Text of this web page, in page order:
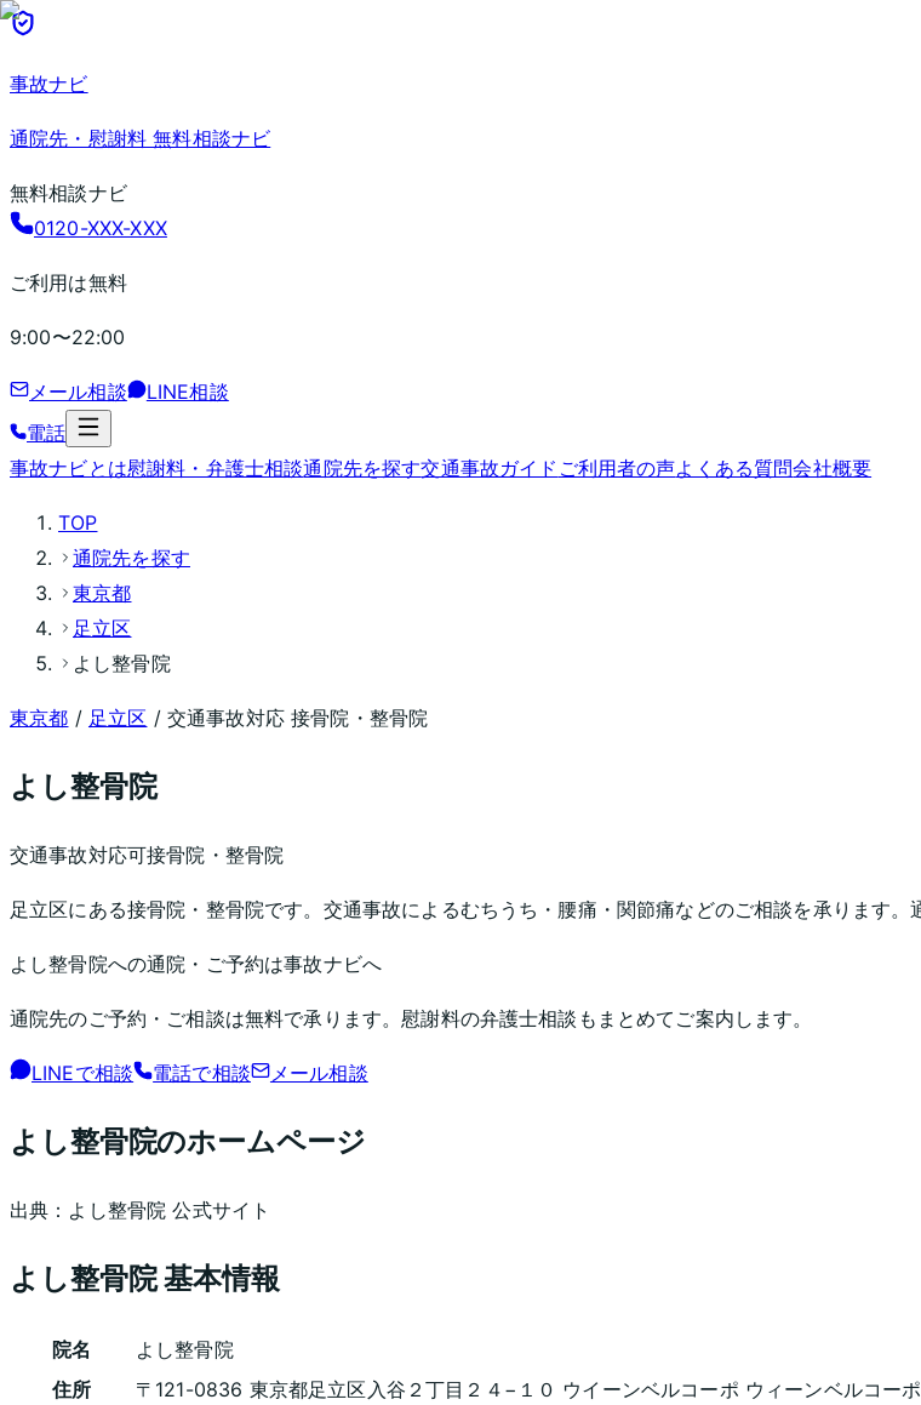
事故ナビ
通院先・慰謝料 無料相談ナビ
無料相談ナビ
0120-XXX-XXX
ご利用は無料
9:00〜22:00
メール相談
LINE相談
電話
事故ナビとは慰謝料・弁護士相談通院先を探す交通事故ガイド ご利用者の声よくある質問会社概要
TOP
通院先を探す
東京都
足立区
よし整骨院
東京都 / 足立区 / 交通事故対応 接骨院・整骨院
よし整骨院
交通事故対応可接骨院・整骨院
足立区にある接骨院・整骨院です。交通事故によるむちうち・腰痛・関節痛などのご相談を承ります
よし整骨院への通院・ご予約は事故ナビへ
通院先のご予約・ご相談は無料で承ります。慰謝料の弁護士相談もまとめてご案内します。
LINEで相談 電話で相談 メール相談
よし整骨院のホームページ
出典： よし整骨院 公式サイト
よし整骨院基本情報
院名
よし整骨院
住所
〒121-0836 東京都足立区入谷２丁目２４−１０ ウイーンベルコーポ ウィーンベルコー